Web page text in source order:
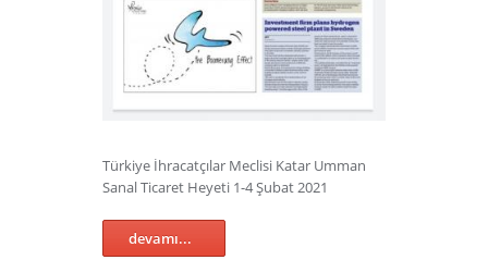
Türkiye İhracatçılar Meclisi Katar Umman
Sanal Ticaret Heyeti 1-4 Şubat 2021
devamı...